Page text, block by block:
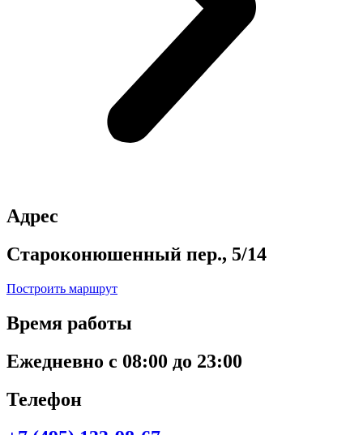
Адрес
Староконюшенный пер., 5/14
Построить маршрут
Время работы
Ежедневно с 08:00 до 23:00
Телефон